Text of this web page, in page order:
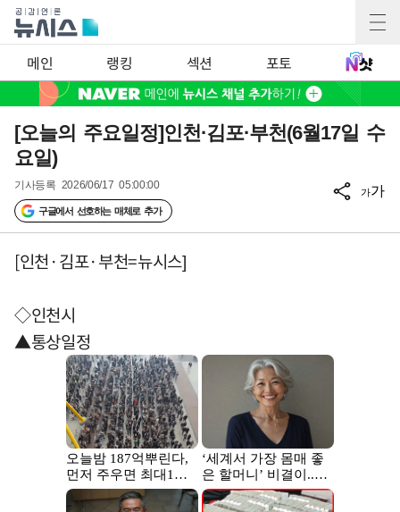
메인 랭킹 섹션 포토
[오늘의 주요일정]인천·김포·부천(6월17일 수
요일)
기사등록 2026/06/17 05:00:00
구글에서 선호하는 매체로 추가
가가
[인천·김포·부천=뉴시스]
◇인천시
▲통상일정